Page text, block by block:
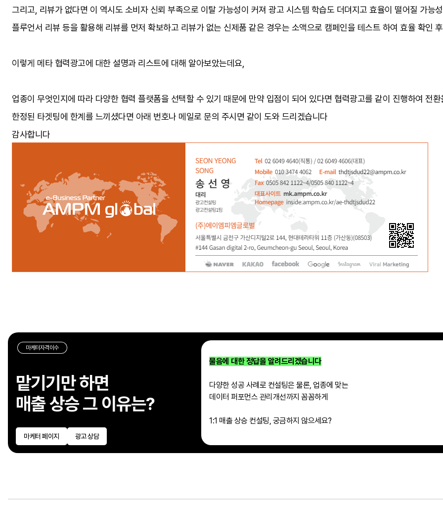
그리고, 리뷰가 없다면 이 역시도 소비자 신뢰 부족으로 이탈 가능성이 커져 광고 시스템 학습도 더뎌지고 효율이 떨어질 가능
플루언서 리뷰 등을 활용해 리뷰를 먼저 확보하고 리뷰가 없는 신제품 같은 경우는 소액으로 캠페인을 테스트 하여 효율 확인
이렇게 메타 협력광고에 대한 설명과 리스트에 대해 알아보았는데요,
업종이 무엇인지에 따라 다양한 협력 플랫폼을 선택할 수 있기 때문에 만약 입점이 되어 있다면 협력광고를 같이 진행하여 전
한정된 타겟팅에 한계를 느끼셨다면 아래 번호나 메일로 문의 주시면 같이 도와 드리겠습니다
감사합니다
마케터자격이수
맡기기만 하면
매출 상승 그 이유는?
마케터 페이지 광고 상담
물음에 대한 정답을 알려드리겠습니다
다양한 성공 사례로 컨설팅은 물론, 업종에 맞는
데이터 퍼포먼스 관리개선까지 꼼꼼하게
1:1 매출 상승 컨설팅, 궁금하지 않으세요?